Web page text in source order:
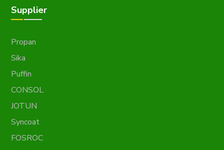
Supplier
Propan
Sika
Puffin
CONSOL
JOTUN
Syncoat
FOSROC